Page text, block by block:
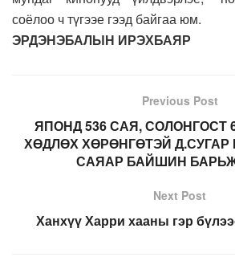
соёлоо ч түгээе гээд байгаа юм.
ЭРДЭНЭБАЛЫН ИРЭХБАЯР
Previous Post
ЯПОНД 536 САЯ, СОЛОНГОСТ
ХӨДЛӨХ ХӨРӨНГӨТЭЙ
САЯАР БАЙШИН
Next Post
Ханхүү Харри хааны гэр